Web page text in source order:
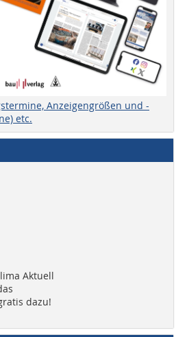
Anzeigengrößen und -
etc.
Aktuell
dazu!